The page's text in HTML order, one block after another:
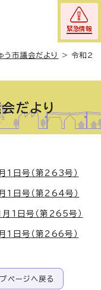
緊急情報
う市議会だより >令和2
だより
1日号（第263号）
1日号（第264号）
1日号（第265号）
1日号（第266号）
プページへ戻る